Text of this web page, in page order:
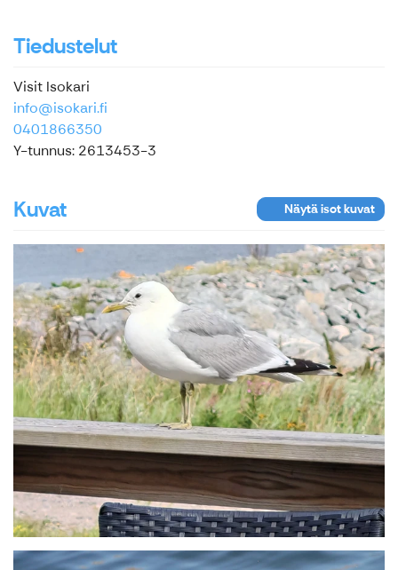
Tiedustelut
Visit Isokari
info@isokari.fi
0401866350
Y-tunnus: 2613453-3
Kuvat Näytä isot kuvat